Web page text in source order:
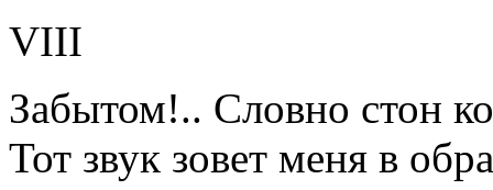
VIII
Забытом!.. Словно стон
Тот звук зовет меня в